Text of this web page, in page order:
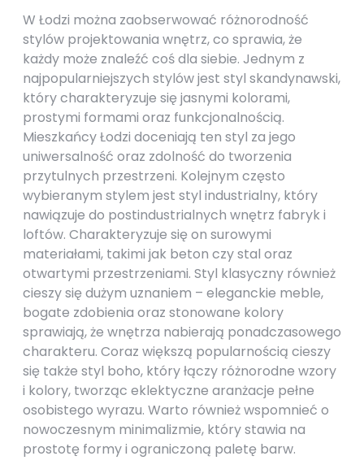
W Łodzi można zaobserwować różnorodność
stylów projektowania wnętrz, co sprawia, że
każdy może znaleźć coś dla siebie. Jednym z
najpopularniejszych stylów jest styl skandynawski,
który charakteryzuje się jasnymi kolorami,
prostymi formami oraz funkcjonalnością.
Mieszkańcy Łodzi doceniają ten styl za jego
uniwersalność oraz zdolność do tworzenia
przytulnych przestrzeni. Kolejnym często
wybieranym stylem jest styl industrialny, który
nawiązuje do postindustrialnych wnętrz fabryk i
loftów. Charakteryzuje się on surowymi
materiałami, takimi jak beton czy stal oraz
otwartymi przestrzeniami. Styl klasyczny również
cieszy się dużym uznaniem – eleganckie meble,
bogate zdobienia oraz stonowane kolory
sprawiają, że wnętrza nabierają ponadczasowego
charakteru. Coraz większą popularnością cieszy
się także styl boho, który łączy różnorodne wzory
i kolory, tworząc eklektyczne aranżacje pełne
osobistego wyrazu. Warto również wspomnieć o
nowoczesnym minimalizmie, który stawia na
prostotę formy i ograniczoną paletę barw.